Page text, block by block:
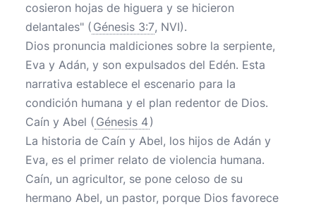
cosieron hojas de higuera y se hicieron
delantales" ( Génesis 3:7, NVI).
Dios pronuncia maldiciones sobre la serpiente,
Eva y Adán, y son expulsados del Edén. Esta
narrativa establece el escenario para la
condición humana y el plan redentor de Dios.
Caín y Abel ( Génesis 4)
La historia de Caín y Abel, los hijos de Adán y
Eva, es el primer relato de violencia humana.
Caín, un agricultor, se pone celoso de su
hermano Abel, un pastor, porque Dios favorece